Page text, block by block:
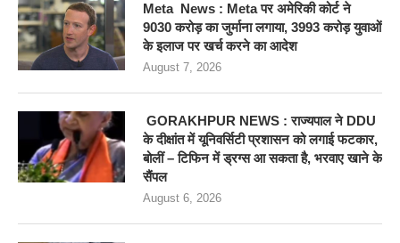
Meta News : Meta पर अमेरिकी कोर्ट ने
9030 करोड़ का जुर्माना लगाया, 3993 करोड़ युवाओं
के इलाज पर खर्च करने का आदेश
August 7, 2026
GORAKHPUR NEWS : राज्यपाल ने DDU
के दीक्षांत में यूनिवर्सिटी प्रशासन को लगाई फटकार,
बोलीं – टिफिन में ड्रग्स आ सकता है, भरवाए खाने के
सैंपल
August 6, 2026